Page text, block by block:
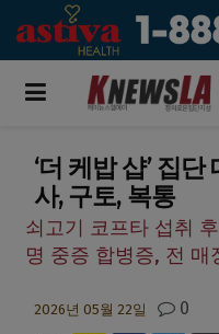
‘더 케밥 샵’ 집
사, 구토, 복통
쇠고기 코프타 섭취
명 중증 합병증, 전 매
2026년 05월 22일 0